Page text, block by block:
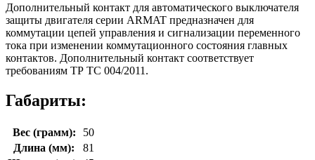
Дополнительный контакт для автоматического выключателя
защиты двигателя серии ARMAT предназначен для
коммутации цепей управления и сигнализации переменного
тока при изменении коммутационного состояния главных
контактов. Дополнительный контакт соответствует
требованиям ТР ТС 004/2011.
Габариты:
Вес (грамм):
50
Длина (мм):
81